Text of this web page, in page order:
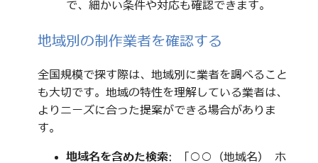
で、細かい条件や対応も確認できます。
地域別の制作業者を確認する
全国規模で探す際は、地域別に業者を調べること
も大切です。地域の特性を理解している業者は、
よりニーズに合った提案ができる場合がありま
す。
地域名を含めた検索: 「○○（地域名） ホ